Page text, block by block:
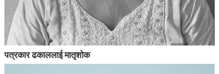
पत्रकार ढकाललाई मातृशोक